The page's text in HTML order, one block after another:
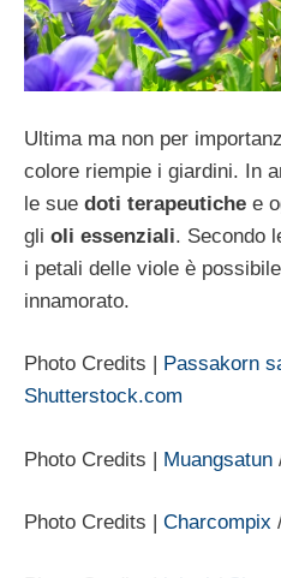
Ultima ma non per
colore riempie i giardini. In
le sue doti terapeutiche e
gli oli essenziali. Secondo
i petali delle viole è
innamorato.
Photo Credits | Passakorn
Shutterstock.com
Photo Credits | Muangsatun
Photo Credits | Charcompix